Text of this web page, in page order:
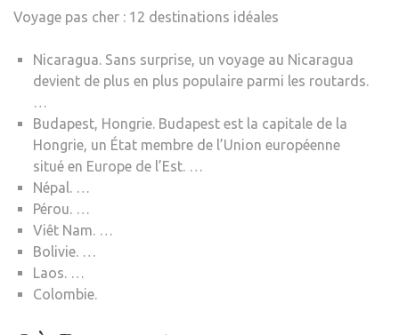
Voyage pas cher : 12 destinations idéales
Nicaragua. Sans surprise, un voyage au Nicaragua
devient de plus en plus populaire parmi les routards.
…
Budapest, Hongrie. Budapest est la capitale de la
Hongrie, un État membre de l’Union européenne
situé en Europe de l’Est. …
Népal. …
Pérou. …
Viêt Nam. …
Bolivie. …
Laos. …
Colombie.